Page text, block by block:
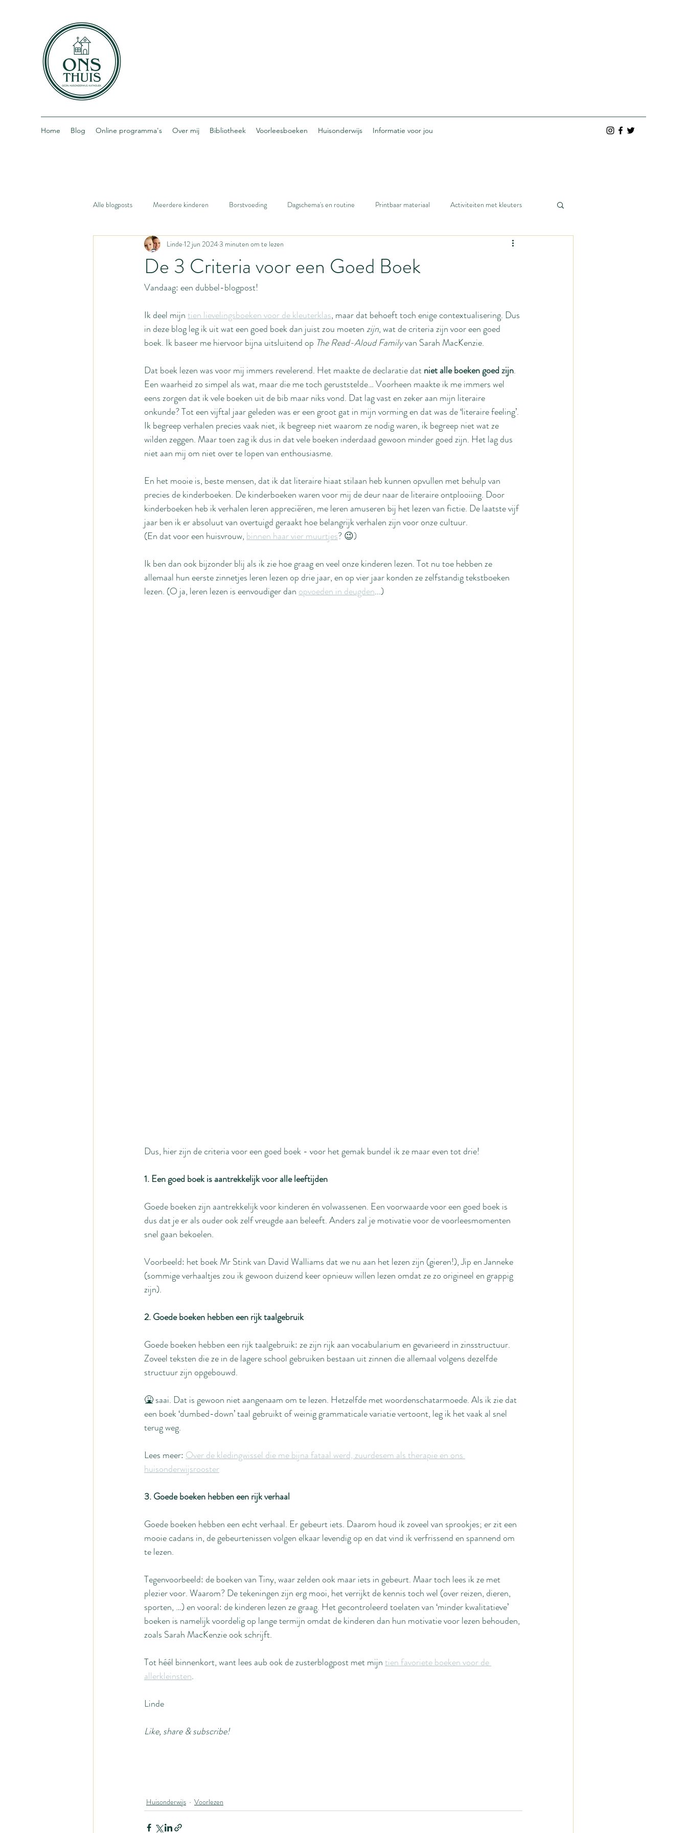
Home Blog Online programma's Over mij Bibliotheek Voorleesboeken Huisonderwijs Informatie voor jou
Alle blogposts Meerdere kinderen Borstvoeding Dagschema's en routine Printbaar materiaal Activiteiten met kleuters
Liturgisch leven Katholiek geloof Grappig leven
Huismoeder Activiteiten met baby's Fijne motoriek
Gastblog Opvoeding Baby Idiotieën Seksualiteit Huwelijk Body image
Organisatiesystemen Homesteading Bevalling Homemanagement
De 3 Criteria voor een Goed Boek
Linde 12 jun 20243 minuten om te lezen
Vandaag: een dubbel-blogpost!
Ik deel mijn tien lievelingsboeken voor de kleuterklas, maar dat behoeft toch enige contextualisering. Dus
in deze blog leg ik uit wat een goed boek dan juist zou moeten zijn, wat de criteria zijn voor een goed
boek. Ik baseer me hiervoor bijna uitsluitend op The Read-Aloud Family van Sarah MacKenzie.
Dat boek lezen was voor mij immers revelerend. Het maakte de declaratie dat niet alle boeken goed zijn.
Een waarheid zo simpel als wat, maar die me toch geruststelde… Voorheen maakte ik me immers wel
eens zorgen dat ik vele boeken uit de bib maar niks vond. Dat lag vast en zeker aan mijn literaire
onkunde? Tot een vijftal jaar geleden was er een groot gat in mijn vorming en dat was de ‘literaire feeling’.
Ik begreep verhalen precies vaak niet, ik begreep niet waarom ze nodig waren, ik begreep niet wat ze
wilden zeggen. Maar toen zag ik dus in dat vele boeken inderdaad gewoon minder goed zijn. Het lag dus
niet aan mij om niet over te lopen van enthousiasme.
En het mooie is, beste mensen, dat ik dat literaire hiaat stilaan heb kunnen opvullen met behulp van
precies de kinderboeken. De kinderboeken waren voor mij de deur naar de literaire ontplooiing. Door
kinderboeken heb ik verhalen leren appreciëren, me leren amuseren bij het lezen van fictie. De laatste vijf
jaar ben ik er absoluut van overtuigd geraakt hoe belangrijk verhalen zijn voor onze cultuur.
(En dat voor een huisvrouw, binnen haar vier muurtjes? 😉)
Ik ben dan ook bijzonder blij als ik zie hoe graag en veel onze kinderen lezen. Tot nu toe hebben ze
allemaal hun eerste zinnetjes leren lezen op drie jaar, en op vier jaar konden ze zelfstandig tekstboeken
lezen. (O ja, leren lezen is eenvoudiger dan opvoeden in deugden...)
Dus, hier zijn de criteria voor een goed boek - voor het gemak bundel ik ze maar even tot drie!
1. Een goed boek is aantrekkelijk voor alle leeftijden
Goede boeken zijn aantrekkelijk voor kinderen én volwassenen. Een voorwaarde voor een goed boek is
dus dat je er als ouder ook zelf vreugde aan beleeft. Anders zal je motivatie voor de voorleesmomenten
snel gaan bekoelen.
Voorbeeld: het boek Mr Stink van David Walliams dat we nu aan het lezen zijn (gieren!), Jip en Janneke
(sommige verhaaltjes zou ik gewoon duizend keer opnieuw willen lezen omdat ze zo origineel en grappig
zijn).
2. Goede boeken hebben een rijk taalgebruik
Goede boeken hebben een rijk taalgebruik: ze zijn rijk aan vocabularium en gevarieerd in zinsstructuur.
Zoveel teksten die ze in de lagere school gebruiken bestaan uit zinnen die allemaal volgens dezelfde
structuur zijn opgebouwd.
🤮 saai. Dat is gewoon niet aangenaam om te lezen. Hetzelfde met woordenschatarmoede. Als ik zie dat
een boek ‘dumbed-down’ taal gebruikt of weinig grammaticale variatie vertoont, leg ik het vaak al snel
terug weg.
Lees meer: Over de kledingwissel die me bijna fataal werd, zuurdesem als therapie en ons
huisonderwijsrooster
3. Goede boeken hebben een rijk verhaal
Goede boeken hebben een echt verhaal. Er gebeurt iets. Daarom houd ik zoveel van sprookjes; er zit een
mooie cadans in, de gebeurtenissen volgen elkaar levendig op en dat vind ik verfrissend en spannend om
te lezen.
Tegenvoorbeeld: de boeken van Tiny, waar zelden ook maar iets in gebeurt. Maar toch lees ik ze met
plezier voor. Waarom? De tekeningen zijn erg mooi, het verrijkt de kennis toch wel (over reizen, dieren,
sporten, …) en vooral: de kinderen lezen ze graag. Het gecontroleerd toelaten van ‘minder kwalitatieve’
boeken is namelijk voordelig op lange termijn omdat de kinderen dan hun motivatie voor lezen behouden,
zoals Sarah MacKenzie ook schrijft.
Tot héél binnenkort, want lees aub ook de zusterblogpost met mijn tien favoriete boeken voor de
allerkleinsten.
Linde
Like, share & subscribe!
Huisonderwijs Voorlezen